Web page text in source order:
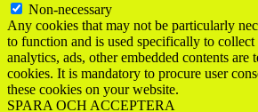
Non-necessary
Any cookies that may not be particularly
to function and is used specifically to collect
analytics, ads, other embedded contents are
cookies. It is mandatory to procure user
these cookies on your website.
SPARA OCH ACCEPTERA